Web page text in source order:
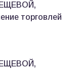
торговлей